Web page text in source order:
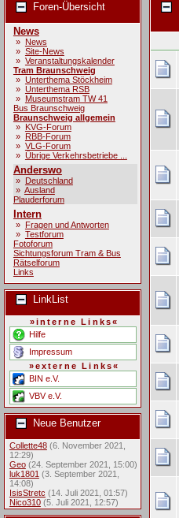
Foren-Übersicht
News
» News
» Site-News
» Veranstaltungskalender
Tram Braunschweig
» Unterthema Stöckheim
» Unterthema RSB
» Museumstram TW 41
Bus Braunschweig
Braunschweig allgemein
» KVG-Forum
» RBB-Forum
» VLG-Forum
» Übrige Verkehrsbetriebe ...
Anderswo
» Deutschland
» Ausland
Plauderforum
Intern
» Fragen und Antworten
» Testforum
Fotoforum
Sichtungsforum Tram & Bus
Rätselforum
Links
LinkList
»interne Links«
Hilfe
Impressum
»externe Links«
BIN e.V.
VBV e.V.
Neue Benutzer
Collette48 (6. November 2021,
12:29)
Geo (24. September 2021, 15:00)
luk1801 (3. September 2021,
14:08)
IsisStretc (14. Juli 2021, 01:57)
Nico310 (5. Juli 2021, 12:57)